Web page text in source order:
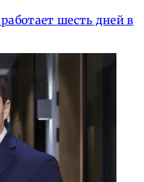
шесть дней в